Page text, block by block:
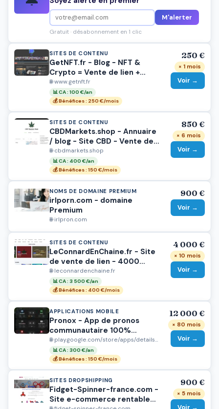
M'alerter
Gratuit · désabonnement en 1 clic
SITES DE CONTENU
GetNFT.fr - Blog - NFT &
Crypto = Vente de lien +
5000€ CA
🌐 www.getnft.fr
📊 CA : 100 €/an
💰 Bénéfices : 250 €/mois
250 €
× 1 mois
Voir →
SITES DE CONTENU
CBDMarkets.shop - Annuaire
/ blog - Site CBD - Vente de
backlinks + vente autres
possible
🌐 cbdmarkets.shop
📊 CA : 400 €/an
💰 Bénéfices : 150 €/mois
850 €
× 6 mois
Voir →
NOMS DE DOMAINE PREMIUM
irlporn.com - domaine
Premium
🌐 irlpron.com
900 €
Voir →
SITES DE CONTENU
LeConnardEnChaine.fr - Site
de vente de lien - 4000
euros de CA mensuel
🌐 leconnardenchaine.fr
📊 CA : 3 500 €/an
💰 Bénéfices : 400 €/mois
4 000 €
× 10 mois
Voir →
APPLICATIONS MOBILE
Pronox - App de pronos
communautaire 100%
gratuits
🌐 play.google.com/store/apps/details?id=com.pronox.apk
📊 CA : 300 €/an
💰 Bénéfices : 150 €/mois
12 000 €
× 80 mois
Voir →
SITES DROPSHIPPING
Fidget-Spinner-france.com -
Site e-commerce rentable
900 €
× 5 mois
Voir →